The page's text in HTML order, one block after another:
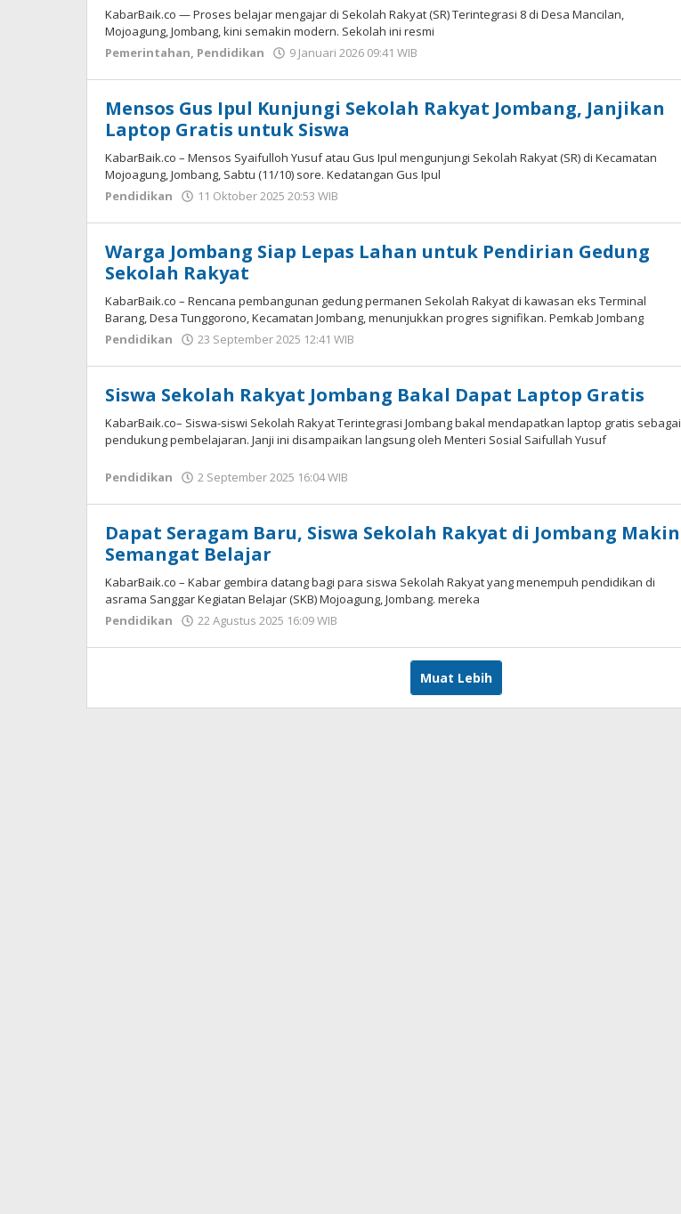
KabarBaik.co — Proses belajar mengajar di Sekolah Rakyat (SR) Terintegrasi 8 di Desa Mancilan,
Mojoagung, Jombang, kini semakin modern. Sekolah ini resmi
Pemerintahan, Pendidikan 9 Januari 2026 09:41 WIB
Mensos Gus Ipul Kunjungi Sekolah Rakyat Jombang, Janjikan
Laptop Gratis untuk Siswa
KabarBaik.co – Mensos Syaifulloh Yusuf atau Gus Ipul mengunjungi Sekolah Rakyat (SR) di Kecamatan
Mojoagung, Jombang, Sabtu (11/10) sore. Kedatangan Gus Ipul
Pendidikan
11 Oktober 2025 20:53 WIB
Warga Jombang Siap Lepas Lahan untuk Pendirian Gedung
Sekolah Rakyat
KabarBaik.co – Rencana pembangunan gedung permanen Sekolah Rakyat di kawasan eks Terminal
Barang, Desa Tunggorono, Kecamatan Jombang, menunjukkan progres signifikan. Pemkab Jombang
Pendidikan
23 September 2025 12:41 WIB
Siswa Sekolah Rakyat Jombang Bakal Dapat Laptop Gratis
KabarBaik.co– Siswa-siswi Sekolah Rakyat Terintegrasi Jombang bakal mendapatkan laptop gratis sebagai
pendukung pembelajaran. Janji ini disampaikan langsung oleh Menteri Sosial Saifullah Yusuf
Pendidikan 2 September 2025 16:04 WIB
Dapat Seragam Baru, Siswa Sekolah Rakyat di Jombang Makin
Semangat Belajar
KabarBaik.co – Kabar gembira datang bagi para siswa Sekolah Rakyat yang menempuh pendidikan di
asrama Sanggar Kegiatan Belajar (SKB) Mojoagung, Jombang. mereka
Pendidikan
22 Agustus 2025 16:09 WIB
Muat Lebih